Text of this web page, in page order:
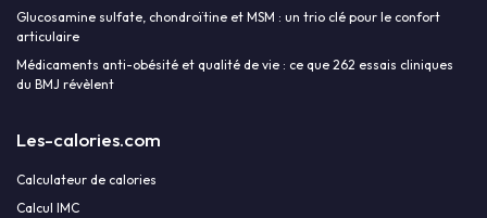
Glucosamine sulfate, chondroïtine et MSM : un trio clé pour le confort
articulaire
Médicaments anti-obésité et qualité de vie : ce que 262 essais cliniques
du BMJ révèlent
Les-calories.com
Calculateur de calories
Calcul IMC